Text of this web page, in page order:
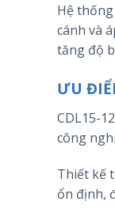
Hệ
cánh và
tăng độ
ƯU
CDL15-
công
Thiết kế
ổn định,